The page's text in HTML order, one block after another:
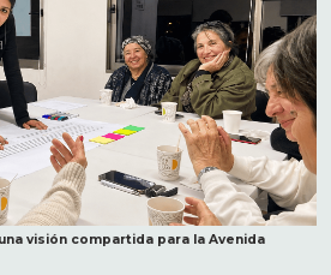
visión compartida para la Avenida